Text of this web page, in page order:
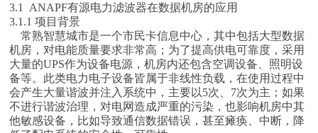
3.1 ANAPF有源电力滤波器在数据机房的应用
3.1.1 项目背景
常熟智慧城市是一个市民卡信息中心，其中包括大型数据
机房，对电能质量要求非常高；为了提高供电可靠度，采用
大量的UPS作为设备电源，机房内还包含空调设备、照明设
备等。此类电力电子设备皆属于非线性负载，在使用过程中
会产生大量谐波并注入系统中，主要以5次、7次为主；如果
不进行谐波治理，对电网造成严重的污染，也影响机房中其
他敏感设备，比如导致通信数据错误，甚至瘫痪、中断，降